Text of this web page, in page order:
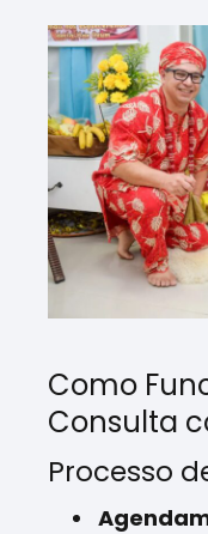
Como
Consulta
Processo